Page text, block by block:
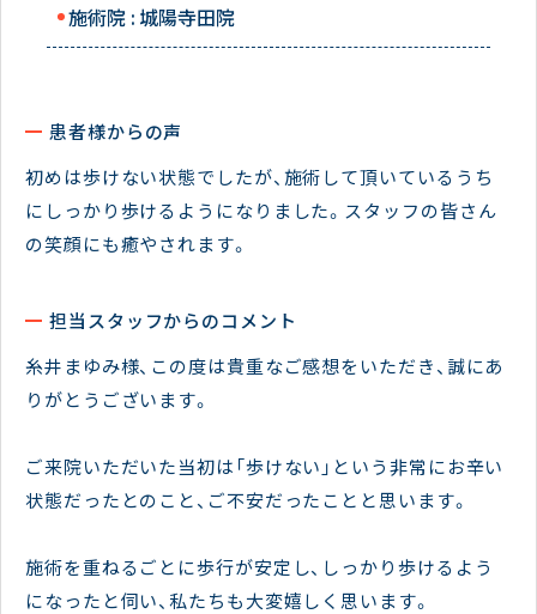
施術院 : 城陽寺田院
患者様からの声
初めは歩けない状態でしたが、施術して頂いているうち
にしっかり歩けるようになりました。スタッフの皆さん
の笑顔にも癒やされます。
担当スタッフからのコメント
糸井まゆみ様、この度は貴重なご感想をいただき、誠にあ
りがとうございます。
ご来院いただいた当初は「歩けない」という非常にお辛い
状態だったとのこと、ご不安だったことと思います。
施術を重ねるごとに歩行が安定し、しっかり歩けるよう
になったと伺い、私たちも大変嬉しく思います。